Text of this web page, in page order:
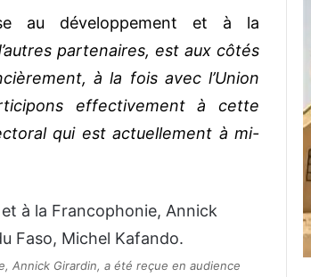
au développement et à la
partenaires, est aux côtés
à la fois avec l’Union
effectivement à cette
qui est actuellement à mi-
Annick Girardin, a été reçue en audience